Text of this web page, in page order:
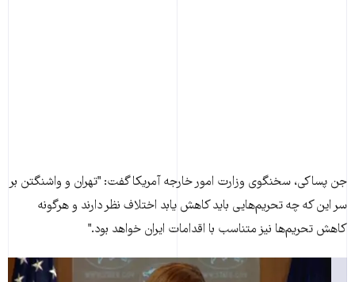
جن پساکی، سخنگوی وزارت امور خارجه آمريکا گفت: "تهران و واشنگتن بر
سر اين که چه تحريم‌هايی بايد کاهش يابد اختلاف نظر دارند و هرگونه
کاهش تحريم‌ها نيز متناسب با اقدامات ايران خواهد بود."